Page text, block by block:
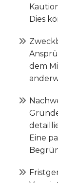
Dies
dem
Eine